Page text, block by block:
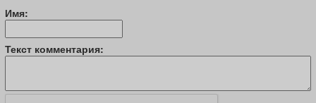
Имя:
Текст комментария: